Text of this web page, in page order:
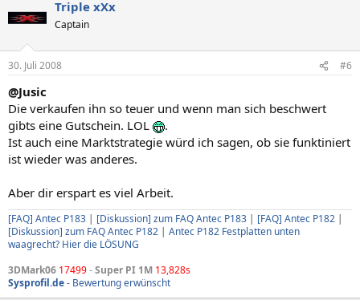
Triple xXx
Captain
30. Juli 2008 #6
@Jusic
Die verkaufen ihn so teuer und wenn man sich beschwert
gibts eine Gutschein. LOL
.
Ist auch eine Marktstrategie würd ich sagen, ob sie funktiniert
ist wieder was anderes.
Aber dir erspart es viel Arbeit.
[FAQ] Antec P183 | [Diskussion] zum FAQ Antec P183 | [FAQ] Antec P182 |
[Diskussion] zum FAQ Antec P182 | Antec P182 Festplatten unten
waagrecht? Hier die LÖSUNG
3DMark06 17499-Super PI 1M 13,828s
Sysprofil.de- Bewertung erwünscht